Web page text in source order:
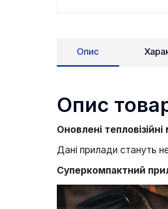
Опис
Опис
Оновлені
Дані прилади стануть
Суперкомпактний